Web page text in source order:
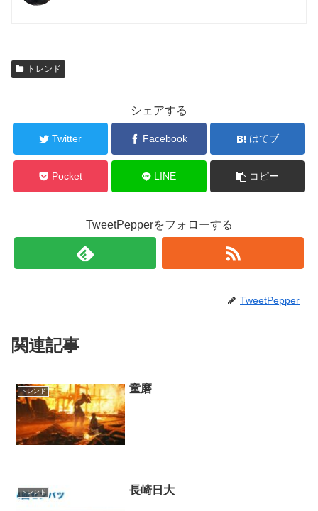
トレンド
シェアする
Twitter Facebook はてブ
Pocket LINE コピー
TweetPepperをフォローする
TweetPepper
関連記事
トレンド 童磨
トレンド 長崎日大